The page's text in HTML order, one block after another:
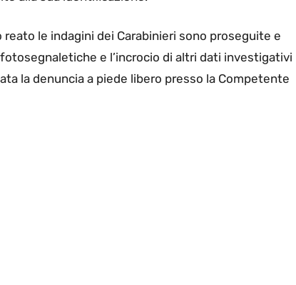
le indagini dei Carabinieri sono proseguite e
e l’incrocio di altri dati investigativi
la denuncia a piede libero presso la Competente